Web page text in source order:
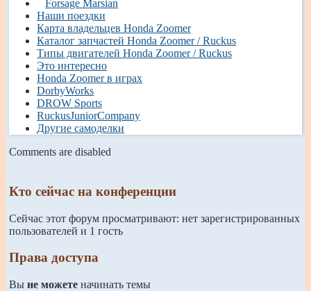
Forsage Marsian
Наши поездки
Карта владельцев Honda Zoomer
Каталог запчастей Honda Zoomer / Ruckus
Типы двигателей Honda Zoomer / Ruckus
Это интересно
Honda Zoomer в играх
DorbyWorks
DROW Sports
RuckusJuniorCompany
Другие самоделки
Comments are disabled
Кто сейчас на конференции
Сейчас этот форум просматривают: нет зарегистрированных
пользователей и 1 гость
Права доступа
Вы не можете начинать темы